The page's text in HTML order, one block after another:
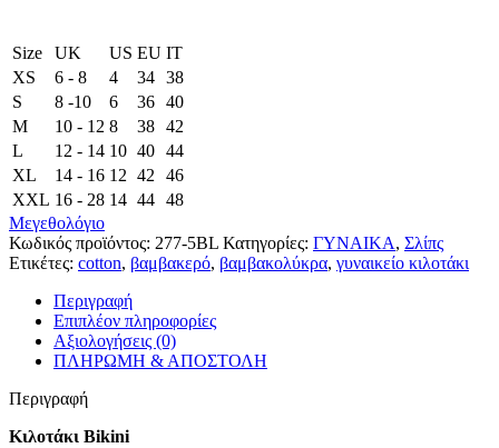
Size UK US EU ΙΤ
XS
6 - 8 4 34 38
S
8 -10 6 36 40
M
10 - 12 8 38 42
L
12 - 14 10 40 44
XL
14 - 16 12 42
46
XXL 16 - 28 14 44 48
Μεγεθολόγιο
Κωδικός προϊόντος: 277-5BL Κατηγορίες: ΓΥΝΑΙΚΑ, Σλίπς
Ετικέτες: cotton, βαμβακερό, βαμβακολύκρα, γυναικείο κιλοτάκι
Περιγραφή
Επιπλέον πληροφορίες
Αξιολογήσεις (0)
ΠΛΗΡΩΜΗ & ΑΠΟΣΤΟΛΗ
Περιγραφή
Κιλοτάκι Bikini